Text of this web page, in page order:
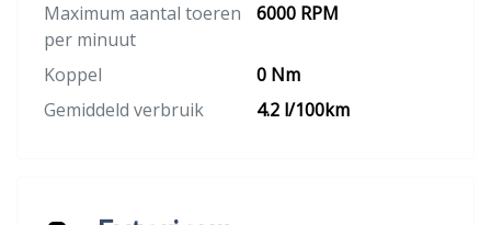
Maximum aantal toeren
per minuut
6000 RPM
Koppel
0 Nm
Gemiddeld verbruik
4.2 l/100km